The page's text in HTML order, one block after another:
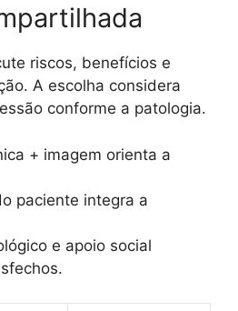
riscos, benefícios e
A escolha considera
conforme a patologia.
+ imagem orienta a
paciente integra a
e apoio social